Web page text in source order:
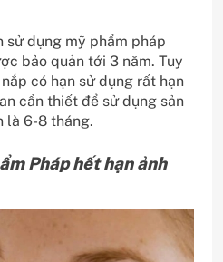
sử dụng mỹ phẩm pháp
bảo quản tới 3 năm. Tuy
có hạn sử dụng rất hạn
cần thiết để sử dụng sản
là 6-8 tháng.
Pháp hết hạn ảnh